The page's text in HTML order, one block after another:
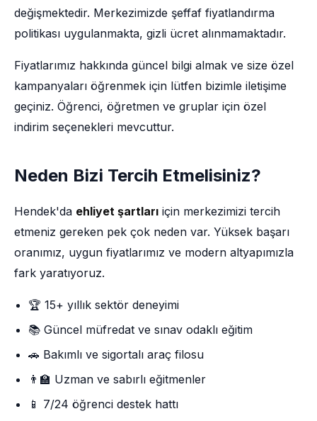
değişmektedir. Merkezimizde şeffaf fiyatlandırma
politikası uygulanmakta, gizli ücret alınmamaktadır.
Fiyatlarımız hakkında güncel bilgi almak ve size özel
kampanyaları öğrenmek için lütfen bizimle iletişime
geçiniz. Öğrenci, öğretmen ve gruplar için özel
indirim seçenekleri mevcuttur.
Neden Bizi Tercih Etmelisiniz?
Hendek'da ehliyet şartları için merkezimizi tercih
etmeniz gereken pek çok neden var. Yüksek başarı
oranımız, uygun fiyatlarımız ve modern altyapımızla
fark yaratıyoruz.
🏆 15+ yıllık sektör deneyimi
📚 Güncel müfredat ve sınav odaklı eğitim
🚗 Bakımlı ve sigortalı araç filosu
👨‍🏫 Uzman ve sabırlı eğitmenler
📱 7/24 öğrenci destek hattı